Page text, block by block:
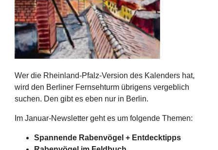
Wer die Rheinland-Pfalz-Version des Kalenders hat,
wird den Berliner Fernsehturm übrigens vergeblich
suchen. Den gibt es eben nur in Berlin.
Im Januar-Newsletter geht es um folgende Themen:
Spannende Rabenvögel + Entdecktipps